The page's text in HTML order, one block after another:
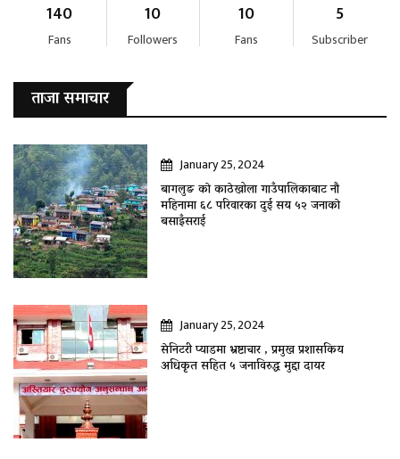
140
Fans
10
Followers
10
Fans
5
Subscriber
ताजा समाचार
January 25, 2024
बागलुङ काे काठेखोला गाउँपालिकाबाट नौ
महिनामा ६८ परिवारका दुई सय ५२ जनाकाे
बसाइँसराई
January 25, 2024
सेनिटरी प्याडमा भ्रष्टाचार , प्रमुख प्रशासकिय
अधिकृत सहित ५ जनाविरुद्ध मुद्दा दायर